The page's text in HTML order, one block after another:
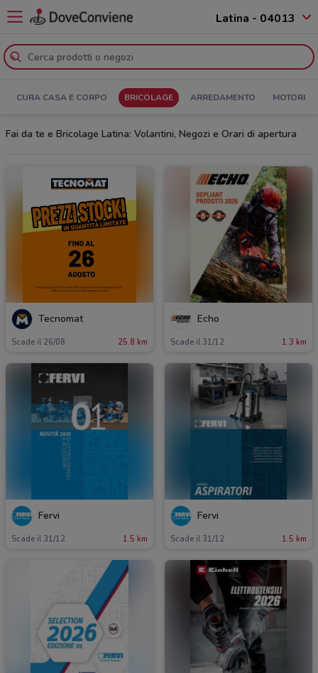
Latina - 04013
CURA CASA E CORPO BRICOLAGE ARREDAMENTO MOTORI
Fai da te e Bricolage Latina: Volantini, Negozi e Orari di apertura
Tecnomat
Scade il 26/08 25.8 km
Echo
Scade il 31/12 1.3 km
Fervi
Scade il 31/12 1.5 km
Fervi
Scade il 31/12 1.5 km